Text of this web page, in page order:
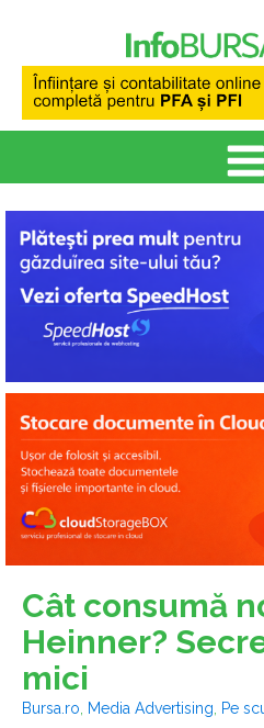
Cât consumă
Heinner?
mici
Bursa.ro Media Advertising
Pe